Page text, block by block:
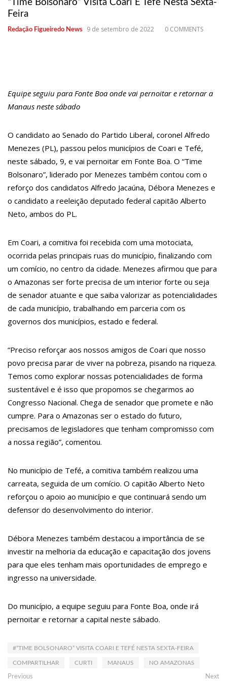
10:26Estado Unidos estão furiosos com o retorno da Síria ao mundo
15:34Faustão deixa Band após 1 ano e meio na emissora
12:49Padrasto é pego assinando OnlyFans de enteada: “Me via
Vídeo de Zezé di Camargo desafinando viraliza e fãs
lamentam: “Luto”
11:43Postos serão fiscalizados para garantir queda nos preços, diz
ministro
11:24 Campanha intensifica combate à violência sexual contra
11:10Constituição e Lei Maria da Penha ganham tradução em idioma
11:04Sine Manaus oferta 167 vagas de emprego nesta quinta-feira,
18/5
Wilson Lima anuncia implantação de centro integrado para
13:24Dia Mundial da Hipertensão: SES-AM orienta sobre prevenção
e tratamento adequado da doença
Professores do AM entram em greve e cobram reajuste
salarial de 25%
13:14Boi Caprichoso lança vídeos gravados pelos dançarinos da
Troup Caprichoso e Corpo de Dança Caprichoso (CDC)
12:55PIB do Japão registra crescimento pela primeira vez em 3
trimestres
12:49
Anitta diz que ficou dez meses sem sexo e revela como se
12:37Agenor Tupinambá fala sobre namoro com Lucas: “Não houve
traição”
12:23
Influenciadora e ex são encontrados mortos em carro no
14:56Vídeo: Reação de Ana Clara após não pegar buquê em
casamento viraliza: “Filho da put*! Nojento!”
Procon-AM orienta população que Lei do Troco é válida e deve
ser respeitada
11:59Empresário ‘Passarão’, dono do porto Chibatão, morre em São
“Time Bolsonaro” Visita Coari E Tefé Nesta Sexta-
Feira
Redação Figueiredo News 9 de setembro de 2022 0 COMMENTS
Equipe seguiu para Fonte Boa onde vai pernoitar e retornar a
Manaus neste sábado
O candidato ao Senado do Partido Liberal, coronel Alfredo
Menezes (PL), passou pelos municípios de Coari e Tefé,
neste sábado, 9, e vai pernoitar em Fonte Boa. O “Time
Bolsonaro”, liderado por Menezes também contou com o
reforço dos candidatos Alfredo Jacaúna, Débora Menezes e
o candidato a reeleição deputado federal capitão Alberto
Neto, ambos do PL.
Em Coari, a comitiva foi recebida com uma motociata,
ocorrida pelas principais ruas do município, finalizando com
um comício, no centro da cidade. Menezes afirmou que para
o Amazonas ser forte precisa de um interior forte ou seja
de senador atuante e que saiba valorizar as potencialidades
de cada município, trabalhando em parceria com os
governos dos municípios, estado e federal.
“Preciso reforçar aos nossos amigos de Coari que nosso
povo precisa parar de viver na pobreza, pisando na riqueza.
Temos como explorar nossas potencialidades de forma
sustentável e é isso que propomos se chegarmos ao
Congresso Nacional. Chega de senador que promete e não
cumpre. Para o Amazonas ser o estado do futuro,
precisamos de legisladores que tenham compromisso com
a nossa região”, comentou.
No município de Tefé, a comitiva também realizou uma
carreata, seguida de um comício. O capitão Alberto Neto
reforçou o apoio ao município e que continuará sendo um
defensor do desenvolvimento do interior.
Débora Menezes também destacou a importância de se
investir na melhoria da educação e capacitação dos jovens
para que eles tenham mais oportunidades de emprego e
ingresso na universidade.
Do município, a equipe seguiu para Fonte Boa, onde irá
pernoitar e retornar a capital neste sábado.
#“TIME BOLSONARO” VISITA COARI E TEFÉ NESTA SEXTA-FEIRA
COMPARTILHAR CURTI MANAUS NO AMAZONAS
Navegação
Previous Next